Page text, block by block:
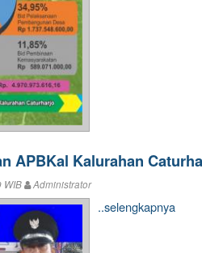
APBKal Kalurahan
WIB Administrator
..selengkapnya